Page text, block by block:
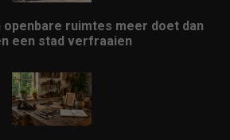
openbare ruimtes meer doet dan
een stad verfraaien